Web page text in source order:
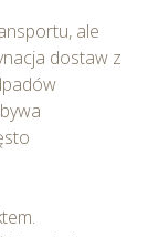
przez
ale
dostaw z